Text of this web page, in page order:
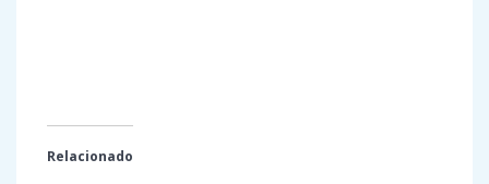
Relacionado